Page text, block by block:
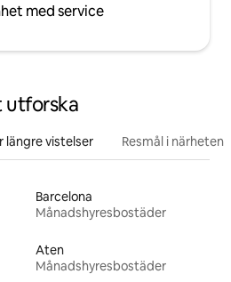
med service
utforska
längre vistelser Resmål i närheten
Barcelona
Månadshyresbostäder
Aten
Månadshyresbostäder